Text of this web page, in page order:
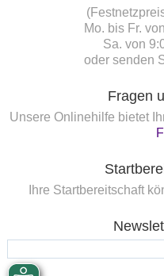
Mo. bis Fr.
Sa. von
oder senden
Fragen
Unsere Onlinehilfe bietet
Ihre Startbereitschaft